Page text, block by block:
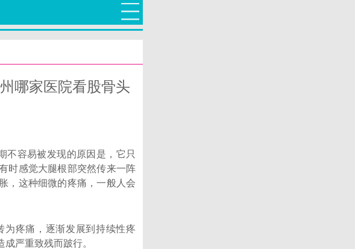
哪家医院看股骨头
不容易被发现的原因是，它只
时感觉大腿根部突然传来一阵
，这种细微的疼痛，一般人会
为疼痛，逐渐发展到持续性疼
严重致残而跛行。